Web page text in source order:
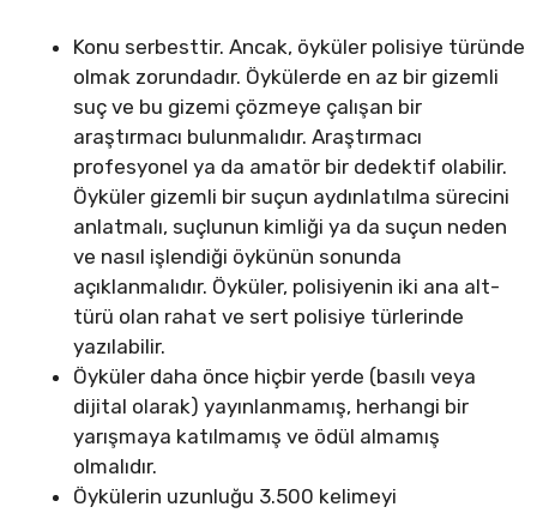
Konu serbesttir. Ancak, öyküler polisiye türünde
olmak zorundadır. Öykülerde en az bir gizemli
suç ve bu gizemi çözmeye çalışan bir
araştırmacı bulunmalıdır. Araştırmacı
profesyonel ya da amatör bir dedektif olabilir.
Öyküler gizemli bir suçun aydınlatılma sürecini
anlatmalı, suçlunun kimliği ya da suçun neden
ve nasıl işlendiği öykünün sonunda
açıklanmalıdır. Öyküler, polisiyenin iki ana alt-
türü olan rahat ve sert polisiye türlerinde
yazılabilir.
Öyküler daha önce hiçbir yerde (basılı veya
dijital olarak) yayınlanmamış, herhangi bir
yarışmaya katılmamış ve ödül almamış
olmalıdır.
Öykülerin uzunluğu 3.500 kelimeyi